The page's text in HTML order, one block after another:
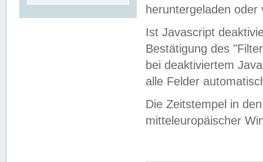
heruntergeladen oder
Ist Javascript
Bestätigung des
bei deaktiviertem
alle Felder
Die Zeitstempel in
mitteleuropäischer